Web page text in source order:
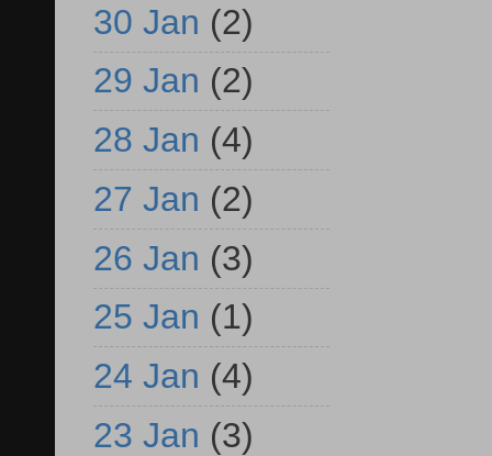
30 Jan (2)
29 Jan (2)
28 Jan (4)
27 Jan (2)
26 Jan (3)
25 Jan (1)
24 Jan (4)
23 Jan (3)